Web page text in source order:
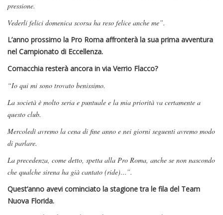
pressione.
Vederli felici domenica scorsa ha reso felice anche me”.
L’anno prossimo la Pro Roma affronterà la sua prima avventura
nel Campionato di Eccellenza.
Cornacchia resterà ancora in via Verrio Flacco?
“Io qui mi sono trovato benissimo.
La società è molto seria e puntuale e la mia priorità va certamente a
questo club.
Mercoledì avremo la cena di fine anno e nei giorni seguenti avremo modo
di parlare.
La precedenza, come detto, spetta alla Pro Roma, anche se non nascondo
che qualche sirena ha già cantato (ride)…”.
Quest’anno avevi cominciato la stagione tra le fila del Team
Nuova Florida.